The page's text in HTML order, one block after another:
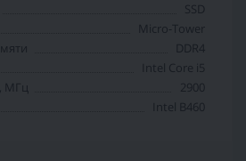
SSD
Micro-Tower
DDR4
Intel Core i5
МГц
2900
Intel B460